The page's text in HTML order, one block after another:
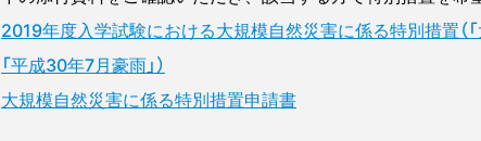
2019年度入学試験における大規模自然災害に係る特別措置（
「平成30年7月豪雨」）
大規模自然災害に係る特別措置申請書